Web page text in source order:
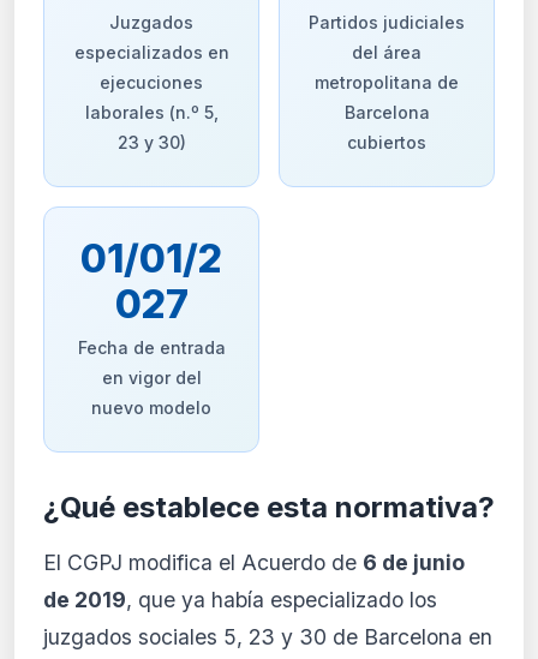
Juzgados
especializados en
ejecuciones
laborales (n.º 5,
23 y 30)
Partidos judiciales
del área
metropolitana de
Barcelona
cubiertos
01/01/2
027
Fecha de entrada
en vigor del
nuevo modelo
¿Qué establece esta normativa?
El CGPJ modifica el Acuerdo de 6 de junio
de 2019, que ya había especializado los
juzgados sociales 5, 23 y 30 de Barcelona en